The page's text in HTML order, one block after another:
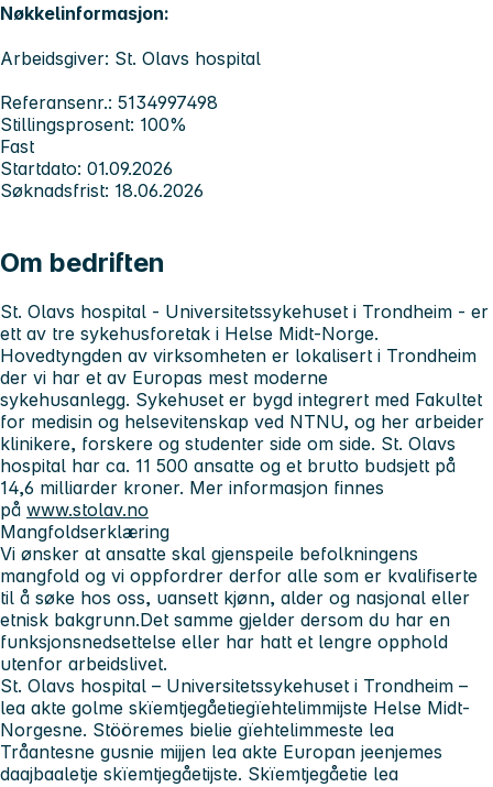
Nøkkelinformasjon:
Arbeidsgiver: St. Olavs hospital
Referansenr.: 5134997498
Stillingsprosent: 100%
Fast
Startdato: 01.09.2026
Søknadsfrist: 18.06.2026
Om bedriften
St. Olavs hospital - Universitetssykehuset i Trondheim - er
ett av tre sykehusforetak i Helse Midt-Norge.
Hovedtyngden av virksomheten er lokalisert i Trondheim
der vi har et av Europas mest moderne
sykehusanlegg. Sykehuset er bygd integrert med Fakultet
for medisin og helsevitenskap ved NTNU, og her arbeider
klinikere, forskere og studenter side om side. St. Olavs
hospital har ca. 11 500 ansatte og et brutto budsjett på
14,6 milliarder kroner. Mer informasjon finnes
på www.stolav.no
Mangfoldserklæring
Vi ønsker at ansatte skal gjenspeile befolkningens
mangfold og vi oppfordrer derfor alle som er kvalifiserte
til å søke hos oss, uansett kjønn, alder og nasjonal eller
etnisk bakgrunn.Det samme gjelder dersom du har en
funksjonsnedsettelse eller har hatt et lengre opphold
utenfor arbeidslivet.
St. Olavs hospital – Universitetssykehuset i Trondheim –
lea akte golme skïemtjegåetiegïehtelimmijste Helse Midt-
Norgesne. Stööremes bielie gïehtelimmeste lea
Tråantesne gusnie mijjen lea akte Europan jeenjemes
daajbaaletje skïemtjegåetijste. Skïemtjegåetie lea